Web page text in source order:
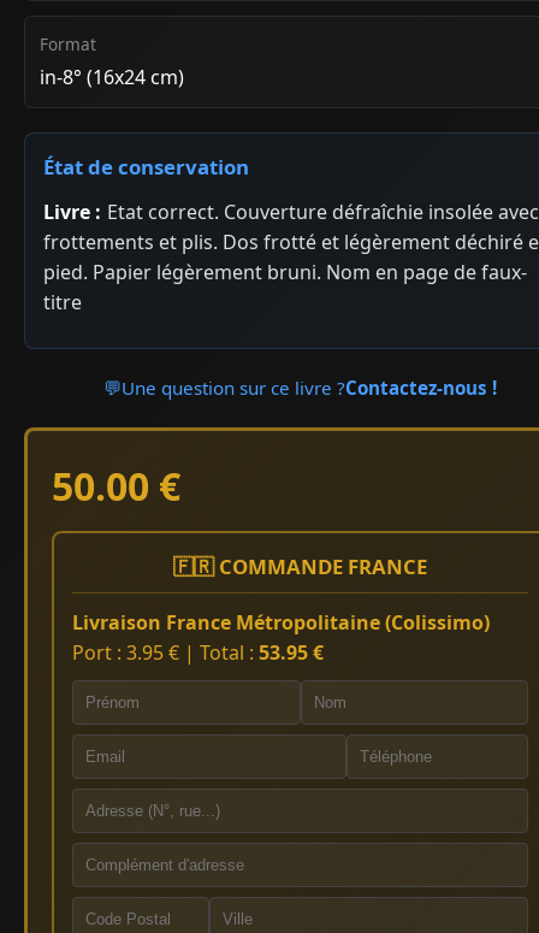
Format
in-8° (16x24 cm)
État de conservation
Livre : Etat correct. Couverture défraîchie insolée avec
frottements et plis. Dos frotté et légèrement déchiré
pied. Papier légèrement bruni. Nom en page de faux-
titre
💬Une question sur ce livre ?Contactez-nous !
50.00 €
🇫🇷 COMMANDE FRANCE
Livraison France Métropolitaine (Colissimo)
Port : 3.95 € | Total : 53.95 €